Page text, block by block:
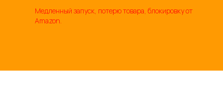
Медленный запуск, потерю товара, блокировку от
Amazon.